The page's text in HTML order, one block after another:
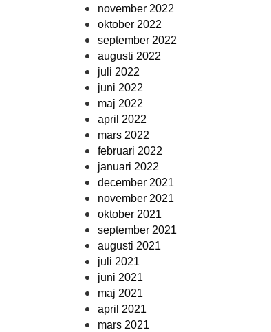
november 2022
oktober 2022
september 2022
augusti 2022
juli 2022
juni 2022
maj 2022
april 2022
mars 2022
februari 2022
januari 2022
december 2021
november 2021
oktober 2021
september 2021
augusti 2021
juli 2021
juni 2021
maj 2021
april 2021
mars 2021